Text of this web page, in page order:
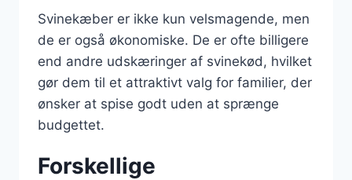
Svinekæber er ikke kun velsmagende, men
de er også økonomiske. De er ofte billigere
end andre udskæringer af svinekød, hvilket
gør dem til et attraktivt valg for familier, der
ønsker at spise godt uden at sprænge
budgettet.
Forskellige